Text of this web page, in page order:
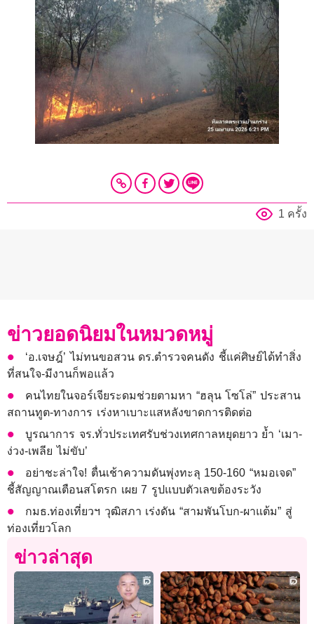
1 ครั้ง
ข่าวยอดนิยมในหมวดหมู่
‘อ.เจษฎ์’ ไม่ทนขอสวน ดร.ตำรวจคนดัง ชี้แค่ศิษย์ได้ทำสิ่ง
ที่สนใจ-มีงานก็พอแล้ว
คนไทยในจอร์เจียระดมช่วยตามหา “ฮลุน โซโล่” ประสาน
สถานทูต-ทางการ เร่งหาเบาะแสหลังขาดการติดต่อ
บูรณาการ จร.ทั่วประเทศรับช่วงเทศกาลหยุดยาว ย้ำ ‘เมา-
ง่วง-เพลีย ไม่ขับ’
อย่าชะล่าใจ! ตื่นเช้าความดันพุ่งทะลุ 150-160 “หมอเจด”
ชี้สัญญาณเตือนสโตรก เผย 7 รูปแบบตัวเลขต้องระวัง
กมธ.ท่องเที่ยวฯ วุฒิสภา เร่งดัน “สามพันโบก-ผาแต้ม” สู่
ท่องเที่ยวโลก
ข่าวล่าสุด